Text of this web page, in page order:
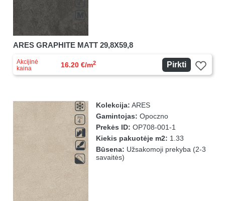
ARES GRAPHITE MATT 29,8X59,8
Akcijinė
kaina
16.20 €/m2 Pirkti
Kolekcija: ARES
Gamintojas: Opoczno
Prekės ID: OP708-001-1
Kiekis pakuotėje m2: 1.33
Būsena: Užsakomoji prekyba (2-3
savaitės)